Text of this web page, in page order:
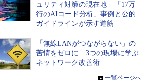
ュリティ対策の現在地 「17万
行のAIコード分析」事例と公的
ガイドラインが示す道筋
「無線LANがつながらない」の
苦情をゼロに 3つの現場に学ぶ
ネットワーク改善術
» 一覧ページへ